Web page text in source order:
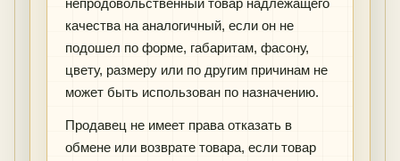
непродовольственный товар надлежащего
качества на аналогичный, если он не
подошел по форме, габаритам, фасону,
цвету, размеру или по другим причинам не
может быть использован по назначению.
Продавец не имеет права отказать в
обмене или возврате товара, если товар